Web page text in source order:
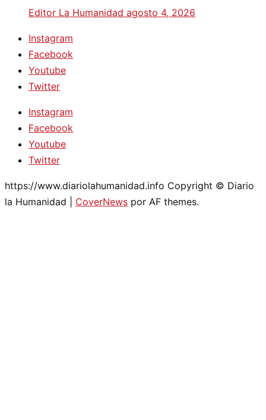
Editor La Humanidad agosto 4, 2026
Instagram
Facebook
Youtube
Twitter
Instagram
Facebook
Youtube
Twitter
https://www.diariolahumanidad.info Copyright © Diario
la Humanidad
CoverNews por AF themes.